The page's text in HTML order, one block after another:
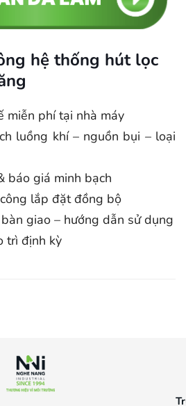
hệ thống hút lọc
miễn phí tại nhà máy
luồng khí – nguồn bụi – loại
báo giá minh bạch
lắp đặt đồng bộ
giao – hướng dẫn sử dụng
trì định kỳ